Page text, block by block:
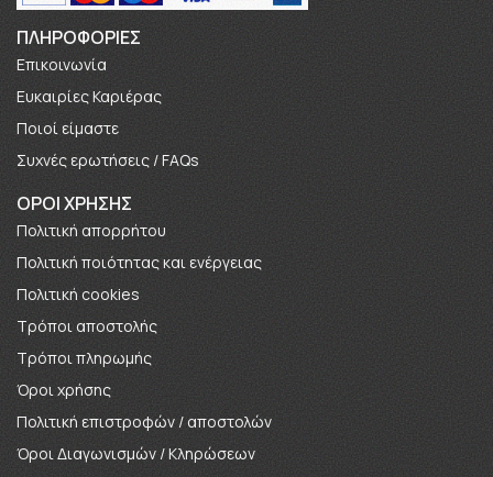
ΠΛΗΡΟΦΟΡΊΕΣ
Επικοινωνία
Ευκαιρίες Καριέρας
Πoιοί είμαστε
Συχνές ερωτήσεις / FAQs
ΟΡΟΙ ΧΡΗΣΗΣ
Πολιτική απορρήτου
Πολιτική ποιότητας και ενέργειας
Πολιτική cookies
Τρόποι αποστολής
Τρόποι πληρωμής
Όροι χρήσης
Πολιτική επιστροφών / αποστολών
Όροι Διαγωνισμών / Κληρώσεων